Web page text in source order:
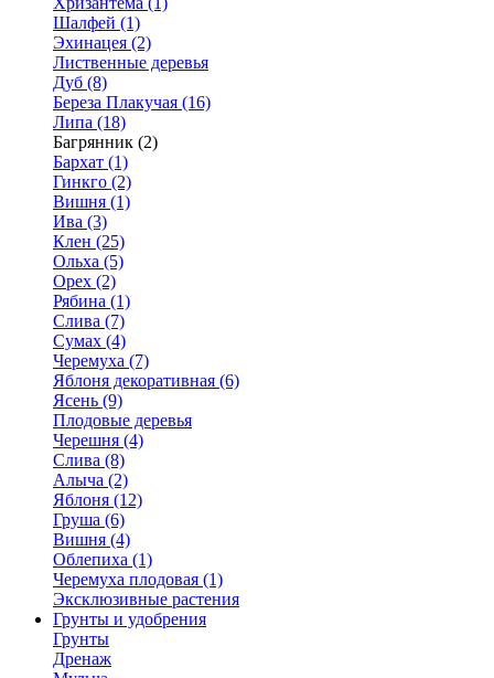
Шалфей (1)
Эхинацея (2)
Лиственные деревья
Дуб (8)
Береза Плакучая (16)
Липа (18)
Багрянник (2)
Бархат (1)
Гинкго (2)
Вишня (1)
Ива (3)
Клен (25)
Ольха (5)
Орех (2)
Рябина (1)
Слива (7)
Сумах (4)
Черемуха (7)
Яблоня декоративная (6)
Ясень (9)
Плодовые деревья
Черешня (4)
Слива (8)
Алыча (2)
Яблоня (12)
Груша (6)
Вишня (4)
Облепиха (1)
Черемуха плодовая (1)
Эксклюзивные растения
Грунты и удобрения
Грунты
Дренаж